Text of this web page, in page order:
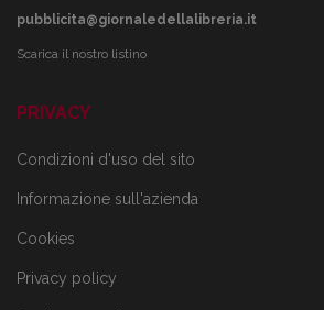
pubblicita@giornaledellalibreria.it
Scarica il nostro listino
PRIVACY
Condizioni d'uso del sito
Informazione sull'azienda
Cookies
Privacy policy